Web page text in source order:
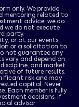
only. We provide
mentoring related to
advice, we do
we do not execute
party.
or at our events
or a solicitation to
not guarantee any
vary and depend on
discipline, and market
of future results.
risk and may
capital. Never
Each member is fully
decisions. If
advisor.